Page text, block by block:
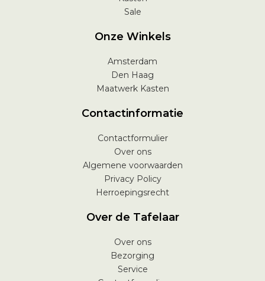
Sale
Onze Winkels
Amsterdam
Den Haag
Maatwerk Kasten
Contactinformatie
Contactformulier
Over ons
Algemene voorwaarden
Privacy Policy
Herroepingsrecht
Over de Tafelaar
Over ons
Bezorging
Service